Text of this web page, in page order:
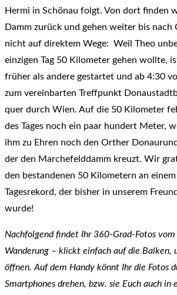
Hermi in Schönau folgt. Von dort finden
Damm zurück und gehen weiter bis nach
nicht auf direktem Wege: Weil Theo
einzigen Tag 50 Kilometer gehen wollte,
früher als andere gestartet und ab 4:30
zum vereinbarten Treffpunkt
quer durch Wien. Auf die 50 Kilometer
des Tages noch ein paar hundert Meter,
ihm zu Ehren noch den Orther
der den Marchefelddamm kreuzt. Wir
den bestandenen 50 Kilometern an
Tagesrekord, der bisher in unserem
wurde!
Nachfolgend findet Ihr 360-Grad-Fotos vom
Wanderung – klickt einfach auf die Balken,
öffnen. Auf dem Handy könnt Ihr die Fotos
Smartphones drehen, bzw. sie Euch auch